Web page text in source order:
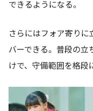
できるようになる。
さらにはフォア寄りに
バーできる。普段の立
けで、守備範囲を格段